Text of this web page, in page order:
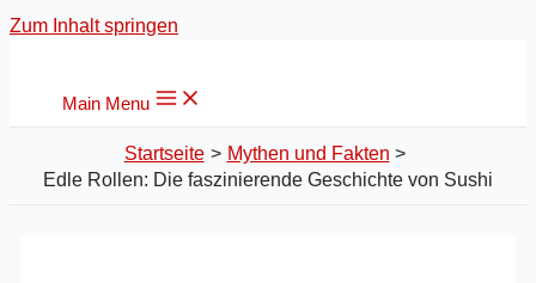
Zum Inhalt springen
Main Menu
Startseite
Mythen und Fakten
Edle Rollen: Die faszinierende Geschichte von Sushi